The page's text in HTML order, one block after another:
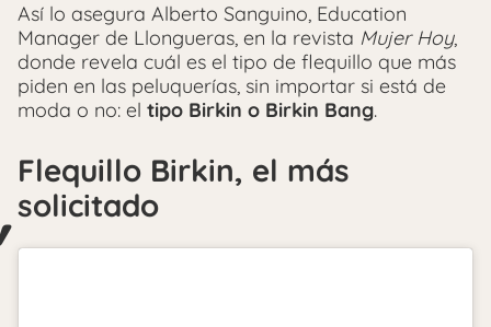
Así lo asegura Alberto Sanguino, Education
Manager de Llongueras, en la revista Mujer Hoy,
donde revela cuál es el tipo de flequillo que más
piden en las peluquerías, sin importar si está de
moda o no: el tipo Birkin o Birkin Bang.
Flequillo Birkin, el más
solicitado